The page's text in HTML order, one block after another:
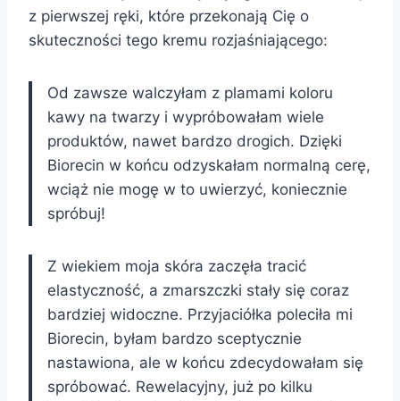
z pierwszej ręki, które przekonają Cię o
skuteczności tego kremu rozjaśniającego:
Od zawsze walczyłam z plamami koloru
kawy na twarzy i wypróbowałam wiele
produktów, nawet bardzo drogich. Dzięki
Biorecin w końcu odzyskałam normalną cerę,
wciąż nie mogę w to uwierzyć, koniecznie
spróbuj!
Z wiekiem moja skóra zaczęła tracić
elastyczność, a zmarszczki stały się coraz
bardziej widoczne. Przyjaciółka poleciła mi
Biorecin, byłam bardzo sceptycznie
nastawiona, ale w końcu zdecydowałam się
spróbować. Rewelacyjny, już po kilku